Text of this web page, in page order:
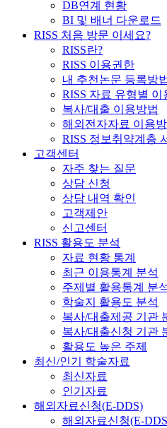
DB연계 현황
BI 및 배너 다운로드
RISS 처음 방문 이세요?
RISS란?
RISS 이용권한
내 추천논문 등록방
RISS 자료 유형별 이
복사/대출 이용방법
해외전자자료 이용
RISS 정보취약계층
고객센터
자주 찾는 질문
상담 신청
상담 내역 확인
고객제안
신고센터
RISS 활용도 분석
자료 현황 통계
최근 이용통계 분석
주제별 활용통계 분
학술지 활용도 분석
복사/대출제공 기관
복사/대출신청 기관
활용도 높은 주제
최신/인기 학술자료
최신자료
인기자료
해외자료신청(E-DDS)
해외자료신청(E-